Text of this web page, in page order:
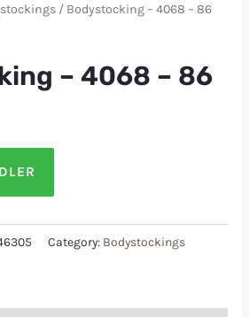
/ Bodystocking – 4068 – 86
– 4068 – 86
Category: Bodystockings